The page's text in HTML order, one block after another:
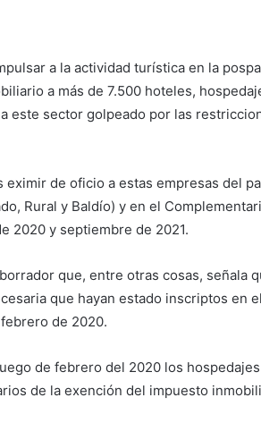
a la actividad turística en la
a más de 7.500 hoteles,
este sector golpeado por las
eximir de oficio a estas empresas del
Rural y Baldío) y en el
2020 y septiembre de 2021.
que, entre otras cosas, señala
que hayan estado inscriptos en
de 2020.
de febrero del 2020 los
de la exención del impuesto